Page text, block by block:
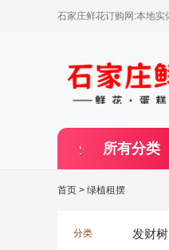
石家庄鲜花订购网:本地实
所有分类
首页 > 绿植租摆
分类 发财树